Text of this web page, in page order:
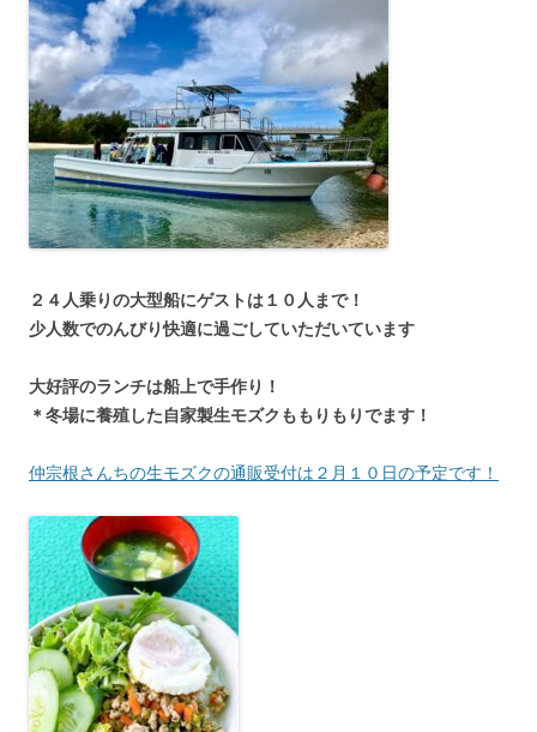
２４人乗りの大型船にゲストは１０人まで！
少人数でのんびり快適に過ごしていただいています
大好評のランチは船上で手作り！
＊冬場に養殖した自家製生モズクももりもりでます！
仲宗根さんちの生モズクの通販受付は２月１０日の予定です！